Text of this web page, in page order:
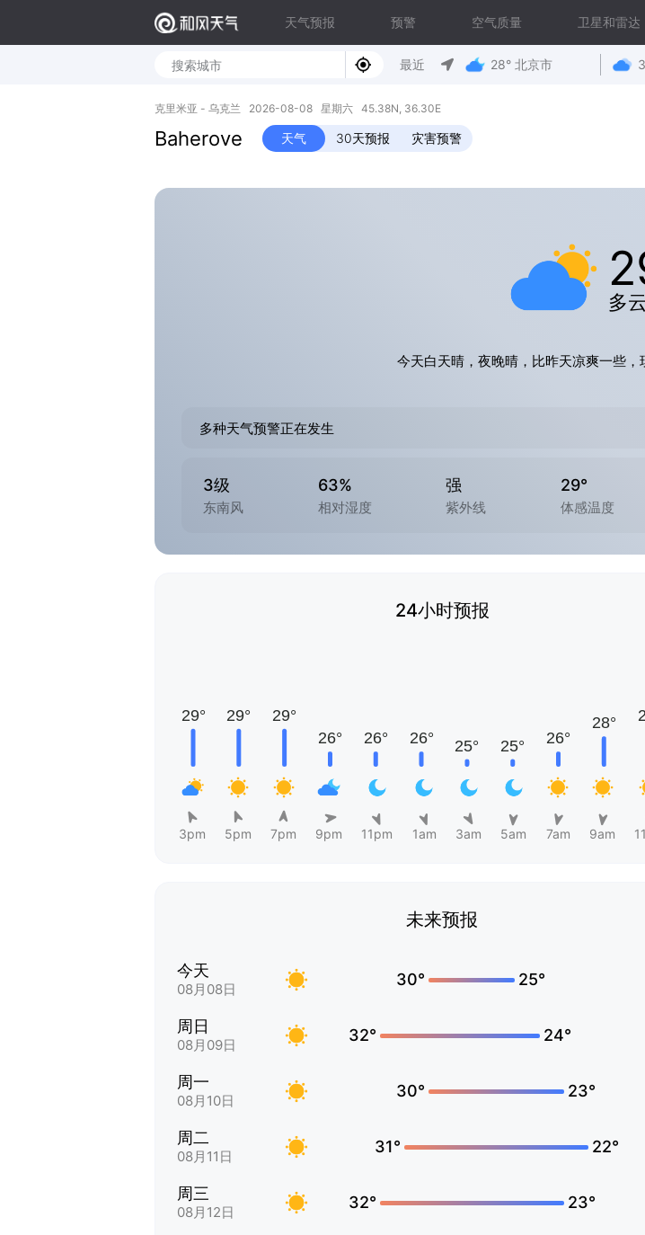
天气预报 预警 空气质量 卫星和雷达
最近 28° 北京市
克里米亚 - 乌克兰 2026-08-08 星期六 45.38N, 36.30E
Baherove 天气 30天预报 灾害预警
多
今天白天晴，夜晚晴，比昨天凉爽一些，
多种天气预警正在发生
3级
东南风
63%
相对湿度
强
紫外线
29°
体感温度
24小时预报
3pm 5pm 7pm 9pm 11pm 1am 3am 5am 7am 9am
未来预报
今天
08月08日
30° 25°
周日
08月09日
32° 24°
周一
08月10日
30° 23°
周二
08月11日
31° 22°
周三
08月12日
32° 23°